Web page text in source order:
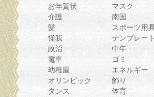
お年賀状
マスク
介護
南国
髪
スポーツ用
怪我
テンプレー
政治
中年
電車
ゴミ
幼稚園
エネルギー
オリンピック
飾り
ダンス
体育